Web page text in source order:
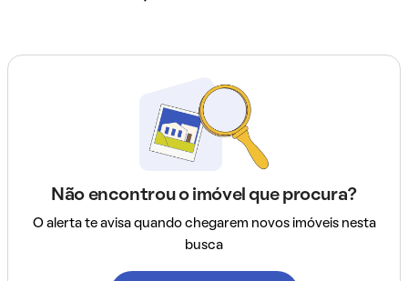
Não encontrou o imóvel que procura?
O alerta te avisa quando chegarem novos imóveis nesta
busca